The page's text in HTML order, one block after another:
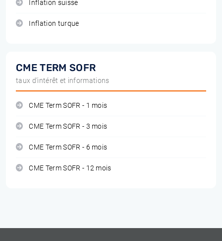
Inflation suisse
Inflation turque
CME TERM SOFR
taux d'intérêt et informations
CME Term SOFR - 1 mois
CME Term SOFR - 3 mois
CME Term SOFR - 6 mois
CME Term SOFR - 12 mois